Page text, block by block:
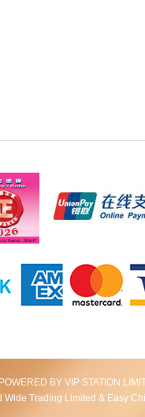
POWERED BY VIP STATION
Trading Limited & Easy